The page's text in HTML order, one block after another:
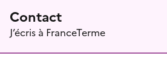
Contact
J’écris à FranceTerme